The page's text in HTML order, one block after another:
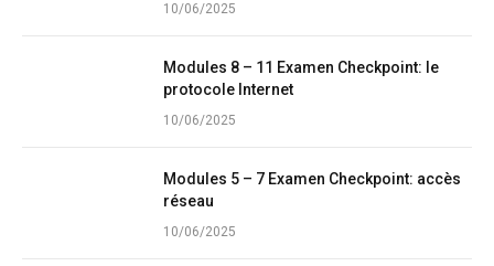
10/06/2025
Modules 8 – 11 Examen Checkpoint: le
protocole Internet
10/06/2025
Modules 5 – 7 Examen Checkpoint: accès
réseau
10/06/2025